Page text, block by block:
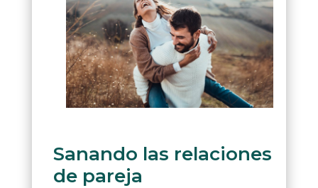
Sanando las relaciones
de pareja